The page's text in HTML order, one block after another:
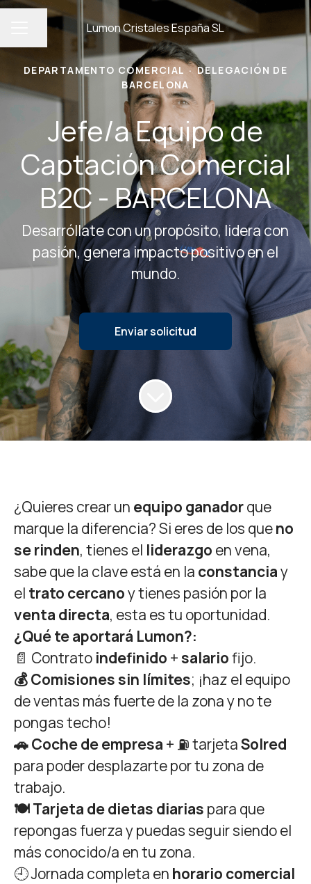
MENÚ DE EMPLEOLumon Cristales España SL
Compartir página
DEPARTAMENTO COMERCIAL · DELEGACIÓN DE
BARCELONA
Jefe/a Equipo de
Captación Comercial
B2C - BARCELONA
Desarróllate con un propósito, lidera con
pasión, genera impacto positivo en el
mundo.
Enviar solicitud
¿Quieres crear un equipo ganadorque
marque la diferencia? Si eres de los queno
se rinden, tienes el liderazgo en vena,
sabe que la clave está en la constanciay
el trato cercanoy tienes pasión por la
venta directa, esta es tu oportunidad.
¿Qué te aportará Lumon?:
📄 Contrato indefinido +salariofijo.
💰 Comisiones sin límites; ¡haz el equipo
de ventas más fuerte de la zona y no te
pongas techo!
🚗 Coche de empresa + ⛽ tarjetaSolred
para poder desplazarte por tu zona de
trabajo.
🍽️ Tarjeta de dietas diarias para que
repongas fuerza y puedas seguir siendo el
más conocido/a en tu zona.
🕘 Jornada completa en horario comercial